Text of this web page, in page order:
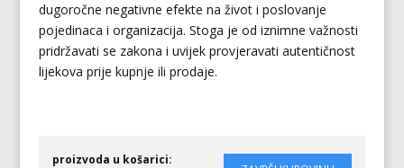
dugoročne negativne efekte na život i poslovanje
pojedinaca i organizacija. Stoga je od iznimne važnosti
pridržavati se zakona i uvijek provjeravati autentičnost
lijekova prije kupnje ili prodaje.
proizvoda u košarici: